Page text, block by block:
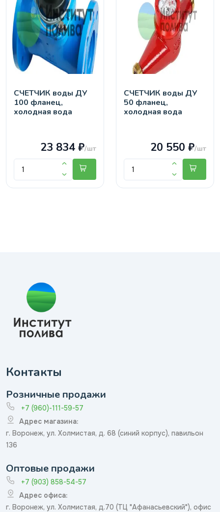
СЧЕТЧИК воды ДУ
100 фланец,
холодная вода
23 834 ₽/шт
СЧЕТЧИК воды ДУ
50 фланец,
холодная вода
20 550 ₽/шт
Контакты
Розничные продажи
+7 (960)-111-59-57
Адрес магазина:
г. Воронеж, ул. Холмистая, д. 68 (синий корпус), павильон
136
Оптовые продажи
+7 (903) 858-54-57
Адрес офиса:
г. Воронеж, ул. Холмистая, д.70 (ТЦ "Афанасьевский"), офис